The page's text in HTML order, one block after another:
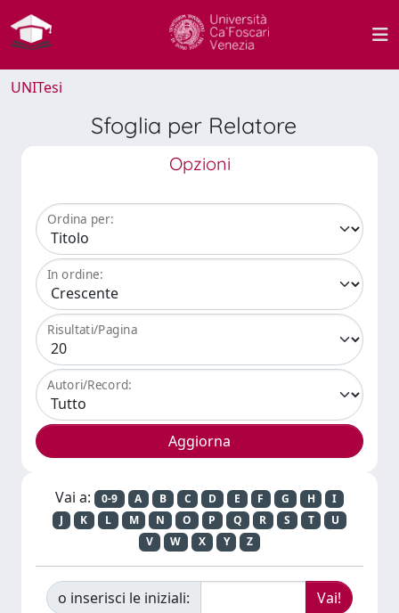
UNITesi
Sfoglia per Relatore
Opzioni
Ordina per:
In ordine:
Risultati/Pagina
Autori/Record:
Vai a: 0-9 A B C D E F G H
I
J
K L M N O P Q R S T
U
V
W X Y Z
o inserisci le iniziali: